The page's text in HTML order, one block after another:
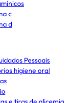
c
d
Pessoais
higiene oral